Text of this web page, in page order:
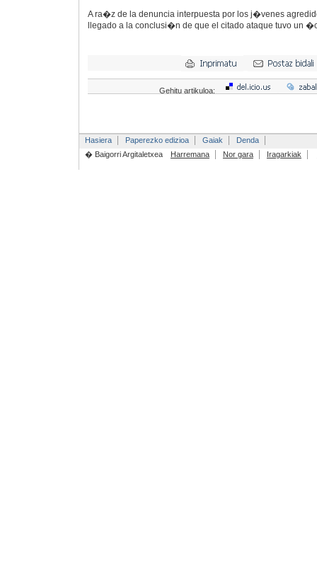
A ra�z de la denuncia interpuesta por los j�venes
llegado a la conclusi�n de que el citado ataque tuvo un
Gehitu artikuloa:
Hasiera Paperezko edizioa Gaiak
Denda
� Baigorri Argitaletxea
Harremana Nor gara Iragarkiak